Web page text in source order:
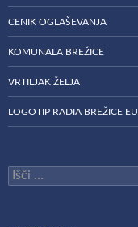
CENIK OGLAŠEVANJA
KOMUNALA BREŽICE
VRTILJAK ŽELJA
LOGOTIP RADIA BREŽICE EU
Išči: